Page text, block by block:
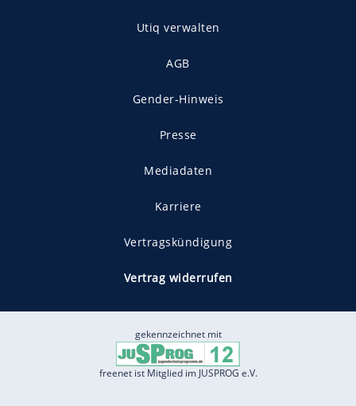
Utiq verwalten
AGB
Gender-Hinweis
Presse
Mediadaten
Karriere
Vertragskündigung
Vertrag widerrufen
gekennzeichnet mit
freenet ist Mitglied im JUSPROG e.V.